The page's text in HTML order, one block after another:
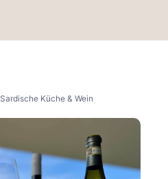
Sardische Küche & Wein